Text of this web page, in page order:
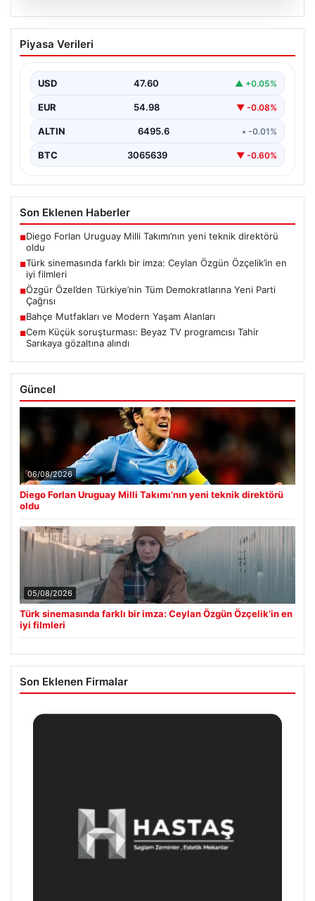
05.08.2026
Türk sinemasında farklı bir imza: Ceylan
Özgün Özçelik’in en iyi filmleri
Piyasa Verileri
USD 47.60 ▲ +0.05%
EUR 54.98 ▼ -0.08%
ALTIN 6495.6 • -0.01%
BTC 3065639 ▼ -0.60%
Son Eklenen Haberler
■Diego Forlan Uruguay Milli Takımı’nın yeni teknik direktörü
oldu
■Türk sinemasında farklı bir imza: Ceylan Özgün Özçelik’in en
iyi filmleri
■Özgür Özel’den Türkiye’nin Tüm Demokratlarına Yeni Parti
Çağrısı
■Bahçe Mutfakları ve Modern Yaşam Alanları
■Cem Küçük soruşturması: Beyaz TV programcısı Tahir
Sarıkaya gözaltına alındı
Güncel
06/08/2026
Diego Forlan Uruguay Milli Takımı’nın yeni teknik direktörü
oldu
05/08/2026
Türk sinemasında farklı bir imza: Ceylan Özgün Özçelik’in en
iyi filmleri
Son Eklenen Firmalar